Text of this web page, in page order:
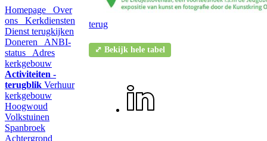
Homepage
Over
ons
Kerkdiensten
Dienst terugkijken
Doneren
ANBI-
status
Adres
kerkgebouw
Activiteiten -
terugblik Verhuur
kerkgebouw
Hoogwoud
Volkstuinen
Spanbroek
Achtergrond
terug
⤢ Bekijk hele tabel